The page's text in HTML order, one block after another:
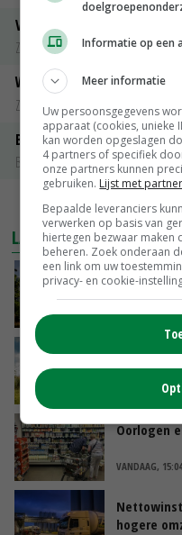
Volle melkpoeder
Zuivel weekprijzen
Weipoeder
Zuivel weekprijzen
Boeren Gouda 12 kg
Boerenkaas
LAATSTE NIEUWS
minister
VANDAAG, 16:27
overkant’
VANDAAG, 15:30
Oorlogen
VANDAAG, 15:04
hogere
Informatie op een
Meer informatie
Uw persoonsgegevens
apparaat (cookies, unieke
kan worden opgeslagen
4 partners of specifiek
onze partners kunnen
gebruiken. Lijst met
Bepaalde leveranciers
verwerken op basis van
hiertegen bezwaar
beheren. Zoek onderaan
een link om uw
privacy- en cookie-